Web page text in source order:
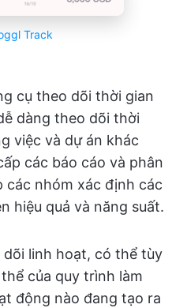
Track
cụ theo dõi thời gian
dàng theo dõi thời
việc và dự án khác
các báo cáo và phân
nhóm xác định các
hiệu quả và năng suất.
linh hoạt, có thể tùy
của quy trình làm
động nào đang tạo ra